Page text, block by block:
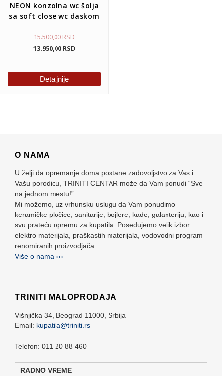
NEON konzolna wc šolja
sa soft close wc daskom
15.500,00RSD
13.950,00 RSD
Detaljnije
O NAMA
U želji da opremanje doma postane zadovoljstvo za Vas i
Vašu porodicu, TRINITI CENTAR može da Vam ponudi “Sve
na jednom mestu!”
Mi možemo, uz vrhunsku uslugu da Vam ponudimo
keramičke pločice, sanitarije, bojlere, kade, galanteriju, kao i
svu prateću opremu za kupatila. Posedujemo velik izbor
elektro materijala, praškastih materijala, vodovodni program
renomiranih proizvodjača.
Više o nama ›››
TRINITI MALOPRODAJA
Višnjička 34, Beograd 11000, Srbija
Email: kupatila@triniti.rs
Telefon: 011 20 88 460
RADNO VREME